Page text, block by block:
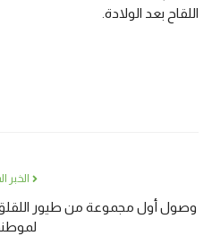
اللقاح بعد الولادة.
الخبر
وصول أول مجموعة من طيور اللقلق